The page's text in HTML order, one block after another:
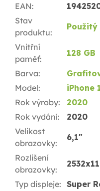
EAN:
Stav
produktu:
Vnitřní
paměť:
128 GB
Barva:
Model:
iPhone
Rok výroby:
2020
Rok vydání:
2020
Velikost
obrazovky:
6,1"
Rozlišení
obrazovky:
Typ displeje: Super